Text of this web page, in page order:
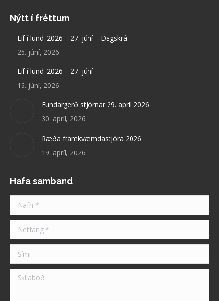
opens
window
Nýtt í fréttum
Líf í lundi 2026 – 27. júní – Dagskrá
26. júní, 2026
Líf í lundi 2026 – 27. júní
16. júní, 2026
Fundargerð stjórnar 29. apríl 2026
30. apríl, 2026
Ræða framkvæmdastjóra 2026
19. apríl, 2026
Hafa samband
Nafn *
Netfang *
Sími
Skilaboð